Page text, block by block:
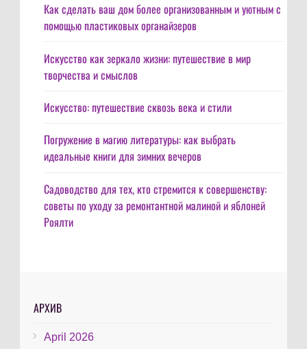
Как сделать ваш дом более организованным и уютным с
помощью пластиковых органайзеров
Искусство как зеркало жизни: путешествие в мир
творчества и смыслов
Искусство: путешествие сквозь века и стили
Погружение в магию литературы: как выбрать
идеальные книги для зимних вечеров
Садоводство для тех, кто стремится к совершенству:
советы по уходу за ремонтантной малиной и яблоней
Роялти
АРХИВ
April 2026